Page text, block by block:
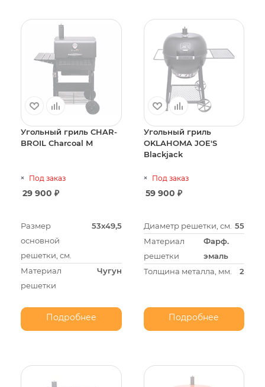
Угольный гриль CHAR-
BROIL Charcoal M
Под заказ
29 900 ₽
Размер
основной
решетки, см.
53х49,5
Материал
решетки
Чугун
Подробнее
Угольный гриль
OKLAHOMA JOE'S
Blackjack
Под заказ
59 900 ₽
Диаметр решетки, см. 55
Материал
решетки
Фарф.
эмаль
Толщина металла, мм.
2
Подробнее